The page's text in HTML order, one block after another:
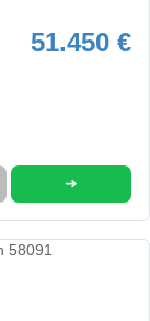
51.450 €
➜